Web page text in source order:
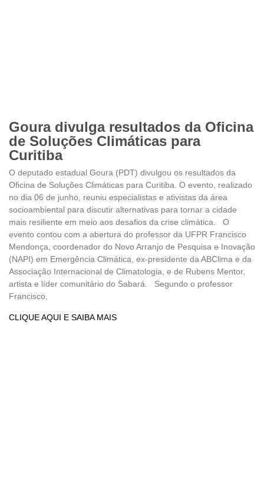
Goura divulga resultados da Oficina
de Soluções Climáticas para
Curitiba
O deputado estadual Goura (PDT) divulgou os resultados da
Oficina de Soluções Climáticas para Curitiba. O evento, realizado
no dia 06 de junho, reuniu especialistas e ativistas da área
socioambiental para discutir alternativas para tornar a cidade
mais resiliente em meio aos desafios da crise climática. O
evento contou com a abertura do professor da UFPR Francisco
Mendonça, coordenador do Novo Arranjo de Pesquisa e Inovação
(NAPI) em Emergência Climática, ex-presidente da ABClima e da
Associação Internacional de Climatologia, e de Rubens Mentor,
artista e líder comunitário do Sabará. Segundo o professor
Francisco,
CLIQUE AQUI E SAIBA MAIS